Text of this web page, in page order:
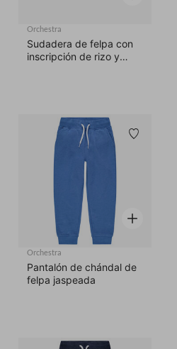
Orchestra
Sudadera de felpa con
inscripción de rizo y
deseos Lista
Vista
Orchestra
Pantalón de chándal de
felpa jaspeada